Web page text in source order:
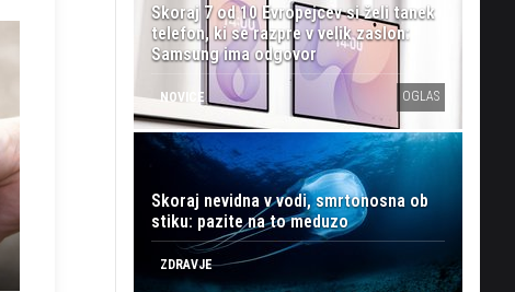
Skoraj 7 od 10 Evropejcev si želi tanek
telefon, ki se razpre v velik zaslon:
Samsung ima odgovor
NOVICE OGLAS
Skoraj nevidna v vodi, smrtonosna ob
stiku: pazite na to meduzo
ZDRAVJE